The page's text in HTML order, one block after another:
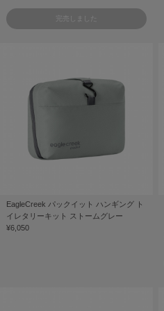
完売しました
EagleCreek パックイット ハンギング ト
イレタリーキット ストームグレー
¥6,050